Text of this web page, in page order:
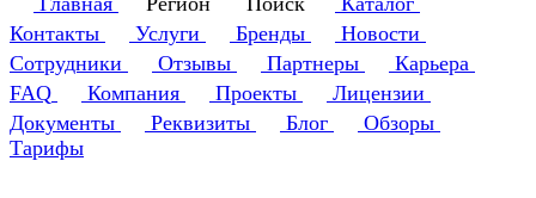
Контакты
Услуги Бренды
Новости
Сотрудники
Отзывы Партнеры
Карьера
FAQ
Компания Проекты
Лицензии
Документы
Реквизиты Блог
Обзоры
Тарифы